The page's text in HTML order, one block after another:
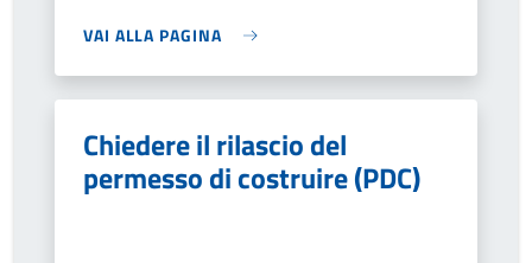
VAI ALLA PAGINA
Chiedere il rilascio del
permesso di costruire (PDC)